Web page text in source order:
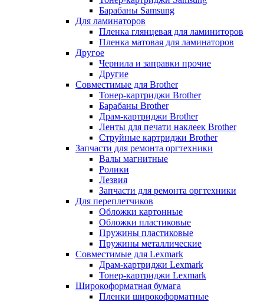
Барабаны Samsung
Для ламинаторов
Пленка глянцевая для ламиниторов
Пленка матовая для ламинаторов
Другое
Чернила и заправки прочие
Другие
Совместимые для Brother
Тонер-картриджи Brother
Барабаны Brother
Драм-картриджи Brother
Ленты для печати наклеек Brother
Струйные картриджи Brother
Запчасти для ремонта оргтехники
Валы магнитные
Ролики
Лезвия
Запчасти для ремонта оргтехники
Для переплетчиков
Обложки картонные
Обложки пластиковые
Пружины пластиковые
Пружины металлические
Совместимые для Lexmark
Драм-картриджи Lexmark
Тонер-картриджи Lexmark
Широкоформатная бумага
Пленки широкоформатные